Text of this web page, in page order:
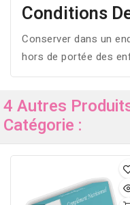
Conditions
Conserver dans un
hors de portée des
4 Autres
Catégorie :